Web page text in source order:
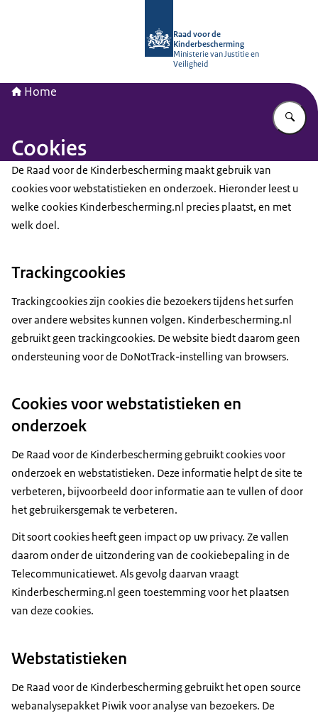
Raad voor de
Kinderbescherming
Ministerie van Justitie en
Veiligheid
Home
Cookies
De Raad voor de Kinderbescherming maakt gebruik van
cookies voor webstatistieken en onderzoek. Hieronder leest u
welke cookies Kinderbescherming.nl precies plaatst, en met
welk doel.
Trackingcookies
Trackingcookieszijn cookies die bezoekers tijdens het surfen
over andere websites kunnen volgen. Kinderbescherming.nl
gebruikt geen trackingcookies. De website biedt daarom geen
ondersteuning voor de DoNotTrack-instelling van browsers.
Cookies voor webstatistieken en
onderzoek
De Raad voor de Kinderbescherming gebruikt cookies voor
onderzoek en webstatistieken. Deze informatie helpt de site te
verbeteren, bijvoorbeeld door informatie aan te vullen of door
het gebruikersgemak te verbeteren.
Dit soort cookies heeft geen impact op uw privacy. Ze vallen
daarom onder de uitzondering van de cookiebepaling in de
Telecommunicatiewet. Als gevolg daarvan vraagt
Kinderbescherming.nl geen toestemming voor het plaatsen
van deze cookies.
Webstatistieken
De Raad voor de Kinderbescherming gebruikt hetopen source
webanalysepakket Piwik voor analyse van bezoekers. De